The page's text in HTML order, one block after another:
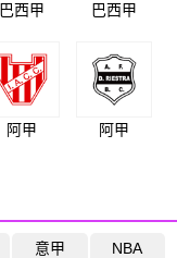
巴西甲 巴西甲
阿甲 阿甲
意甲 NBA